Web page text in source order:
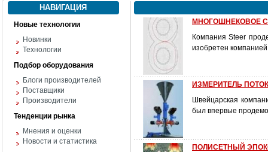
НАВИГАЦИЯ
Новые технологии
Новинки
Технологии
Подбор оборудования
Блоги производителей
Поставщики
Производители
Тенденции рынка
Мнения и оценки
Новости и статистика
МНОГОШНЕКОВОЕ
Компания Steer
изобретен
ИЗМЕРИТЕЛЬ
Швейцарская
был впервые
ПОЛИСЕТНЫЙ